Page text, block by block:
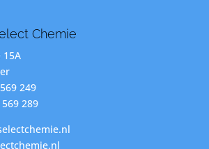
Chemie
15A
249
569 289